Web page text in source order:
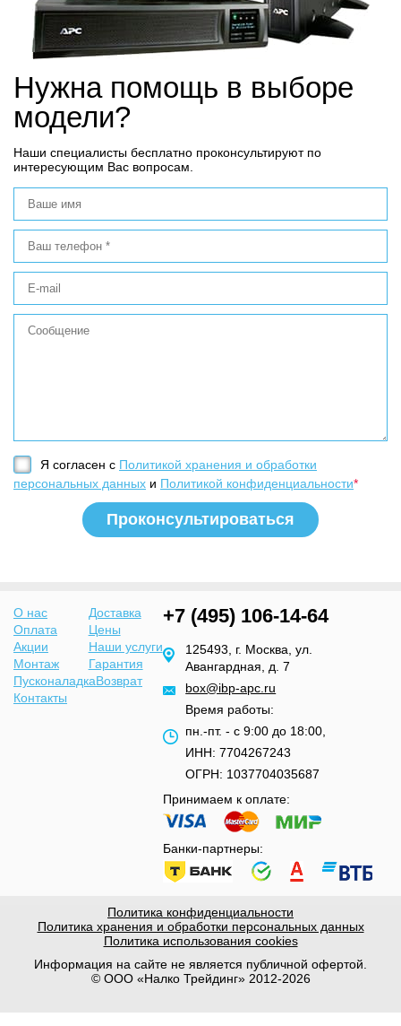
Нужна помощь в выборе
модели?
Наши специалисты бесплатно проконсультируют по
интересующим Вас вопросам.
Я согласен с Политикой хранения и обработки
персональных данных и Политикой конфиденциальности*
О нас
Доставка
Оплата
Цены
Акции
Наши услуги
Монтаж
Гарантия
ПусконаладкаВозврат
Контакты
+7 (495) 106-14-64
125493, г. Москва, ул.
Авангардная, д. 7
box@ibp-apc.ru
Время работы:
пн.-пт. - с 9:00 до 18:00,
ИНН: 7704267243
ОГРН: 1037704035687
Принимаем к оплате:
Банки-партнеры:
Политика конфиденциальности
Политика хранения и обработки персональных данных
Политика использования cookies
Информация на сайте не является публичной офертой.
© ООО «Налко Трейдинг» 2012-2026